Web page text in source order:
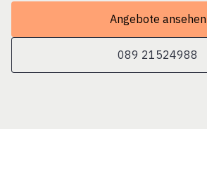
Angebote ansehen
089 21524988